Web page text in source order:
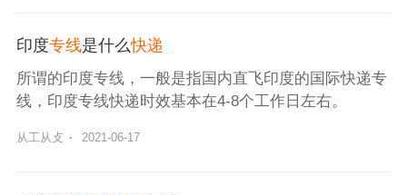
印度专线是什么快递
所谓的印度专线，一般是指国内直飞印度的国际快递专
线，印度专线快递时效基本在4-8个工作日左右。
从工从攴 · 2021-06-17